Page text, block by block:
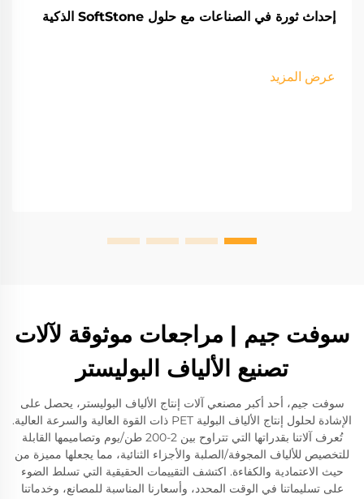
إحداث ثورة في الصناعات مع حلول SoftStone الذكية
عرض المزيد
سوفت جيم | مراجعات موثوقة لآلات
تصنيع الألياف البوليستر
سوفت جيم، أحد أكبر مصنعي آلات إنتاج الألياف البوليستر، يحصل على
الإشادة لحلول إنتاج الألياف البولية PET ذات القوة العالية والسرعة العالية.
تُعرف آلاتنا بقدراتها التي تتراوح بين 2-200 طن/يوم وتصاميمها القابلة
للتخصيص للألياف المجوفة/الصلبة والأجزاء الثنائية، مما يجعلها مميزة من
حيث الاعتمادية والكفاءة. اكتشف التقييمات الحقيقية التي تسلط الضوء
على تسليماتنا في الوقت المحدد، وأسعارنا المناسبة للمصانع، وخدماتنا